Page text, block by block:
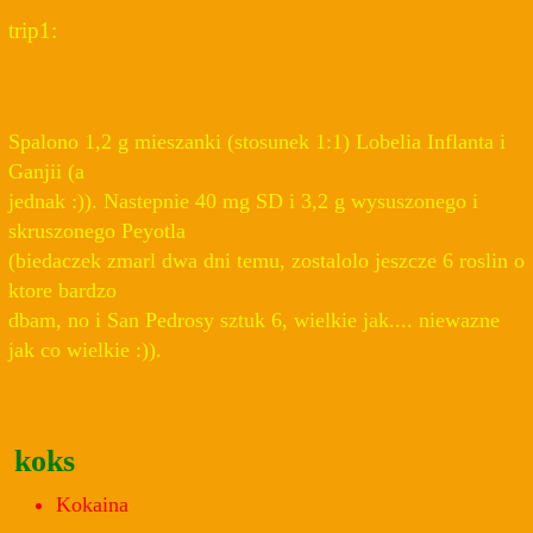
trip1:
Spalono 1,2 g mieszanki (stosunek 1:1) Lobelia Inflanta i
Ganjii (a
jednak :)). Nastepnie 40 mg SD i 3,2 g wysuszonego i
skruszonego Peyotla
(biedaczek zmarl dwa dni temu, zostalolo jeszcze 6 roslin o
ktore bardzo
dbam, no i San Pedrosy sztuk 6, wielkie jak.... niewazne
jak co wielkie :)).
koks
Kokaina